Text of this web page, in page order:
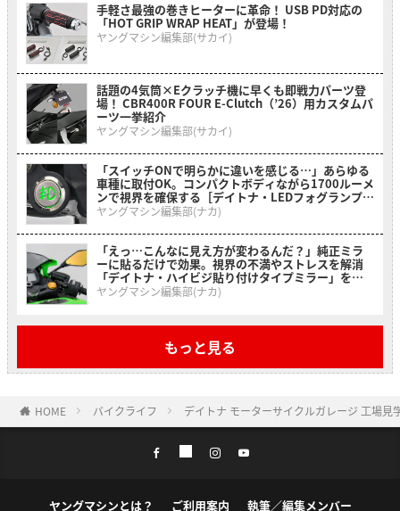
手軽さ最強の巻きヒーターに革命！ USB PD対応の
「HOT GRIP WRAP HEAT」が登場！
ヤングマシン編集部(サカイ)
話題の4気筒×Eクラッチ機に早くも即戦力パーツ登
場！ CBR400R FOUR E-Clutch（’26）用カスタムパ
ーツ一挙紹介
ヤングマシン編集部(サカイ)
「スイッチONで明らかに違いを感じる…」あらゆる
車種に取付OK。コンパクトボディながら1700ルーメ
ンで視界を確保する［デイトナ・LEDフォグランプユ
ニット プレシャスレイ スモール］
ヤングマシン編集部(ナカ)
「えっ…こんなに見え方が変わるんだ？」純正ミラ
ーに貼るだけで効果。視界の不満やストレスを解消
「デイトナ・ハイビジ貼り付けタイプミラー」を紹
介！
ヤングマシン編集部(ナカ)
もっと見る
HOME バイクライフ デイトナ モーターサイクルガレージ 工場見
ヤングマシンとは？ ご利用案内 執筆／編集メンバー